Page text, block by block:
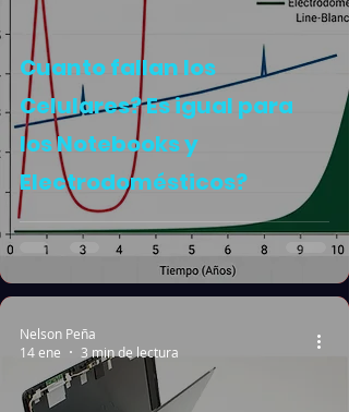
Cuanto fallan los
Celulares? Es igual para
los Notebooks y
Electrodomésticos?
Nelson Peña
14 ene
3 min de lectura